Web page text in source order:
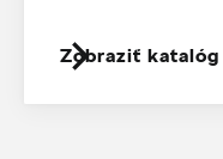
Zobraziť katalóg